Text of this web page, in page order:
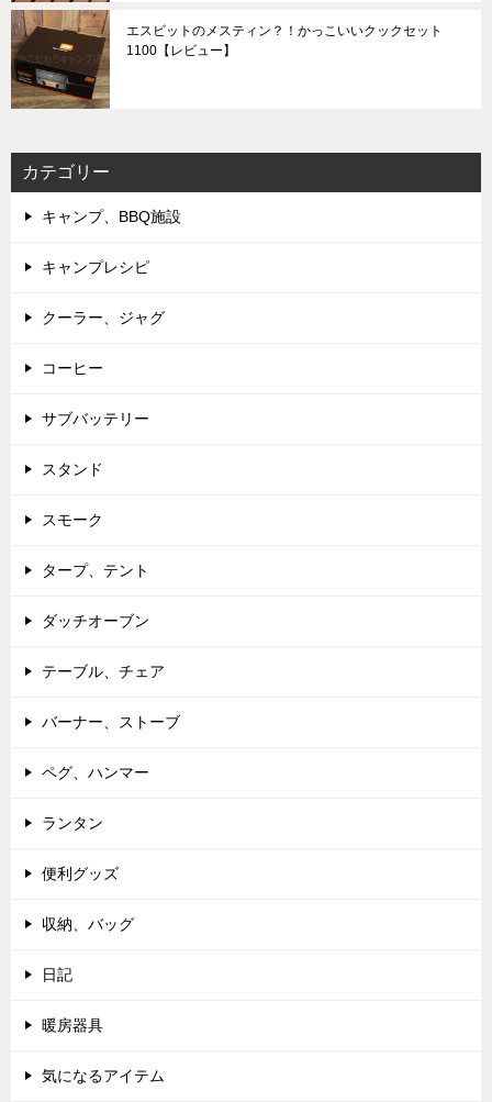
エスビットのメスティン？！かっこいいクックセット
1100【レビュー】
カテゴリー
キャンプ、BBQ施設
キャンプレシピ
クーラー、ジャグ
コーヒー
サブバッテリー
スタンド
スモーク
タープ、テント
ダッチオーブン
テーブル、チェア
バーナー、ストーブ
ペグ、ハンマー
ランタン
便利グッズ
収納、バッグ
日記
暖房器具
気になるアイテム